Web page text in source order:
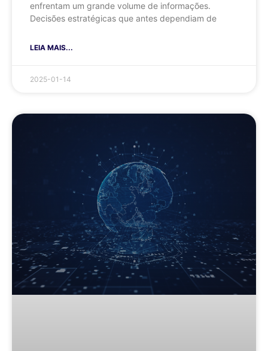
enfrentam um grande volume de informações.
Decisões estratégicas que antes dependiam de
LEIA MAIS...
2025-01-14